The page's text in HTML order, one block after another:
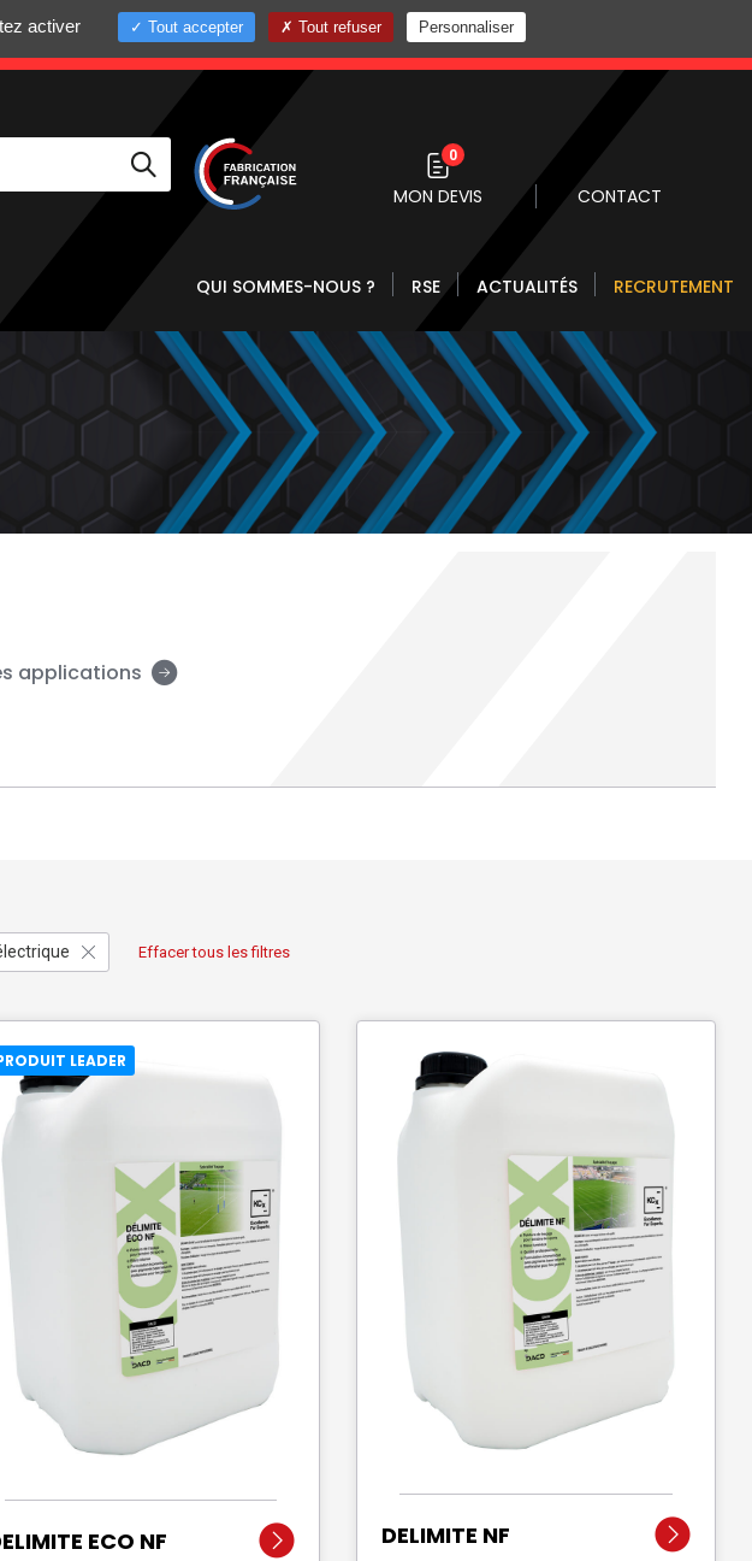
+33 (0)4 75 58 80 10
0
MON DEVIS CONTACT
QUI SOMMES-NOUS ? RSE ACTUALITÉS RECRUTEMENT
applications
Effacer tous les filtres
LEADER
ECO NF DELIMITE NF
activer Tout accepter Tout refuser Personnaliser